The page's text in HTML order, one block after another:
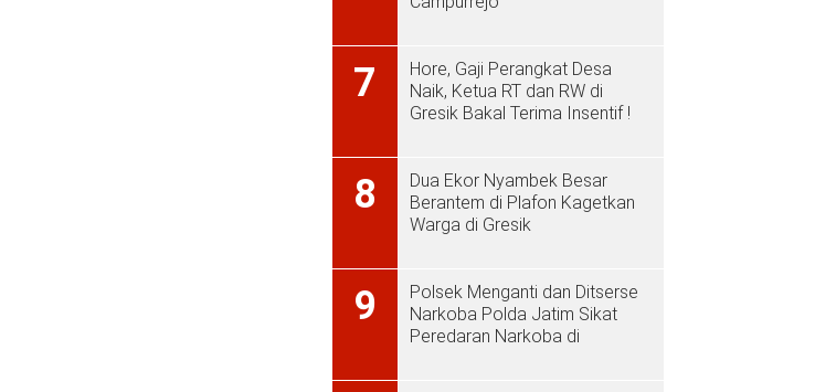
7
Hore, Gaji Perangkat Desa
Naik, Ketua RT dan RW di
Gresik Bakal Terima Insentif !
8
Dua Ekor Nyambek Besar
Berantem di Plafon Kagetkan
Warga di Gresik
9
Polsek Menganti dan Ditserse
Narkoba Polda Jatim Sikat
Peredaran Narkoba di